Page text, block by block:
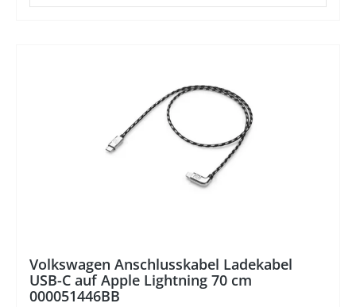
Volkswagen Anschlusskabel Ladekabel
USB-C auf Apple Lightning 70 cm
000051446BB